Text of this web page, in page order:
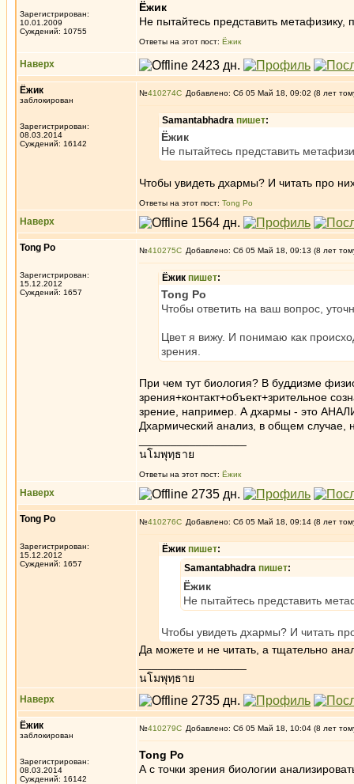
Зарегистрирован:
10.01.2009
Суждений: 10755
Ёжик
Не пытайтесь представить метафизику,
Ответы на этот пост: Ёжик
Наверх
Ёжик
заблокирован
Зарегистрирован:
08.03.2014
Суждений: 16142
№410274 Добавлено: Сб 05 Май 18, 09:02 (8 лет
Samantabhadra пишет:
Ёжик
Не пытайтесь представить
Чтобы увидеть дхармы? И читать про
Ответы на этот пост: Tong Po
Наверх
Tong Po
Зарегистрирован:
15.12.2012
Суждений: 1657
№410275 Добавлено: Сб 05 Май 18, 09:13 (8 лет
Ёжик пишет:
Tong Po
Чтобы ответить на ваш вопрос,
Цвет я вижу. И понимаю как
зрения.
При чем тут биология? В буддизме
зрения+контакт+объект+зрительное
зрение, например. А дхармы - это
Дхармический анализ, в общем случае,
นโมพุทฺธาย
Ответы на этот пост: Ёжик
Наверх
Tong Po
Зарегистрирован:
15.12.2012
Суждений: 1657
№410276 Добавлено: Сб 05 Май 18, 09:14 (8 лет
Ёжик пишет:
Samantabhadra пишет:
Ёжик
Не пытайтесь представить
Чтобы увидеть дхармы? И читать
Да можете и не читать, а тщательно
นโมพุทฺธาย
Наверх
Ёжик
заблокирован
Зарегистрирован:
08.03.2014
Суждений: 16142
№410279 Добавлено: Сб 05 Май 18, 10:04 (8 лет
Tong Po
А с точки зрения биологии